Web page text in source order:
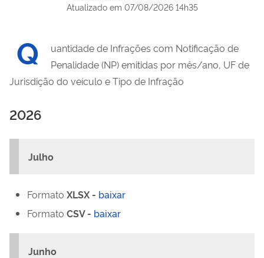
Atualizado em 07/08/2026 14h35
Q
uantidade de Infrações com Notificação de
Penalidade (NP) emitidas por mês/ano, UF de
Jurisdição do veículo e Tipo de Infração
2026
Julho
Formato XLSX - baixar
Formato CSV - baixar
Junho